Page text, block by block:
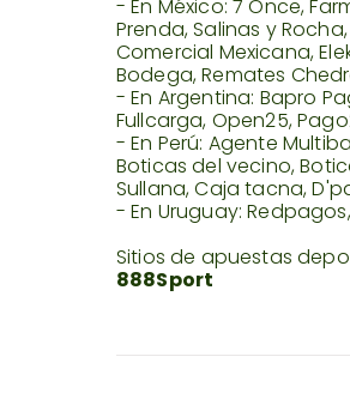
- En México: 7 Once,
Prenda, Salinas y
Comercial Mexicana,
Bodega, Remates
- En Argentina: Bapro
Fullcarga, Open25,
- En Perú: Agente
Boticas del vecino,
Sullana, Caja tacna,
- En Uruguay:
Sitios de apuestas
888Sport